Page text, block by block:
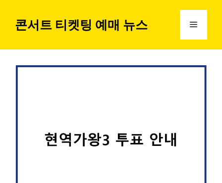
콘서트 티켓팅 예매 뉴스 메